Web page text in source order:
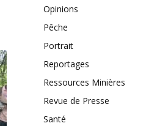
Opinions
Pêche
Portrait
Reportages
Ressources Minières
Revue de Presse
Santé